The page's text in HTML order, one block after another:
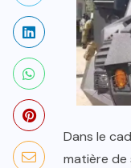
Dans le
matière de